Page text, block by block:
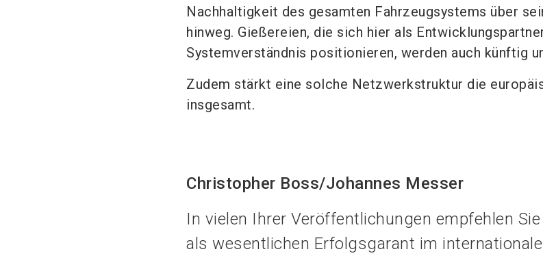
Nachhaltigkeit des gesamten Fahrzeugsystems über
hinweg. Gießereien, die sich hier als
Systemverständnis positionieren, werden auch künftig
Zudem stärkt eine solche Netzwerkstruktur die
insgesamt.
Christopher Boss/Johannes Messer
In vielen Ihrer Veröffentlichungen empfehlen
als wesentlichen Erfolgsgarant im